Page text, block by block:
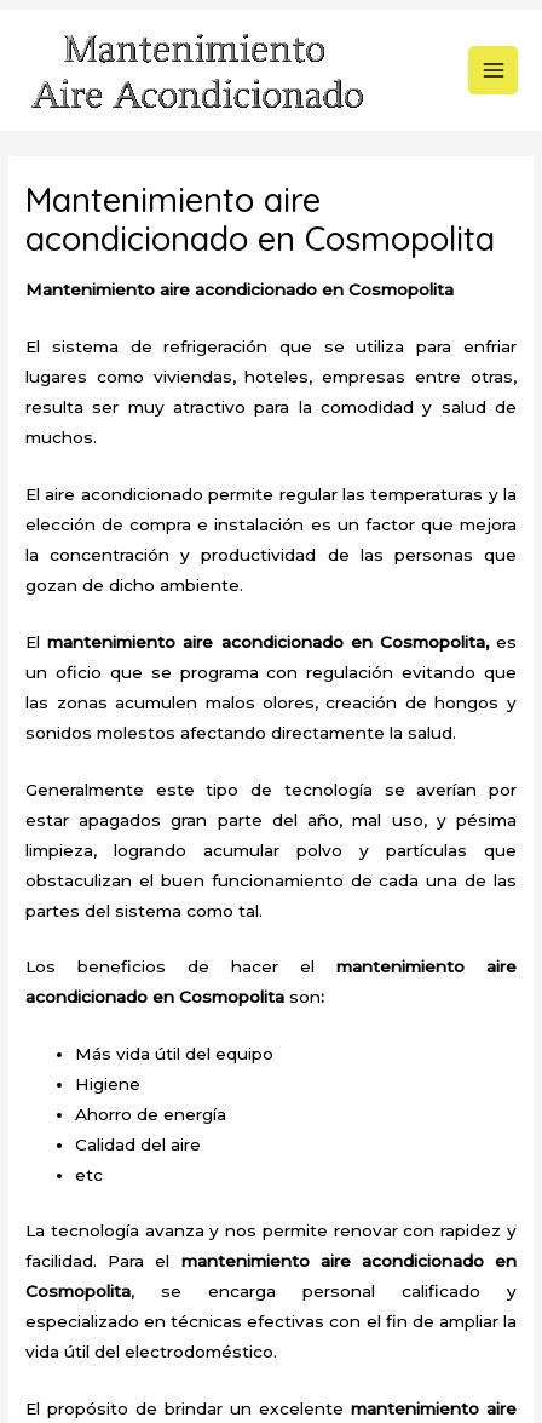
contenido
Mantenimiento aire
acondicionado en Cosmopolita
Mantenimiento aire acondicionado en Cosmopolita
El sistema de refrigeración que se utiliza para enfriar
lugares como viviendas, hoteles, empresas entre otras,
resulta ser muy atractivo para la comodidad y salud de
muchos.
El aire acondicionado permite regular las temperaturas y la
elección de compra e instalación es un factor que mejora
la concentración y productividad de las personas que
gozan de dicho ambiente.
Elmantenimiento aire acondicionado en Cosmopolita,es
un oficio que se programa con regulación evitando que
las zonas acumulen malos olores, creación de hongos y
sonidos molestos afectando directamente la salud.
Generalmente este tipo de tecnología se averían por
estar apagados gran parte del año, mal uso, y pésima
limpieza, logrando acumular polvo y partículas que
obstaculizan el buen funcionamiento de cada una de las
partes del sistema como tal.
Los beneficios de hacer el mantenimiento aire
acondicionado en Cosmopolitason:
Más vida útil del equipo
Higiene
Ahorro de energía
Calidad del aire
etc
La tecnología avanza y nos permite renovar con rapidez y
facilidad. Para el mantenimiento aire acondicionado en
Cosmopolita, se encarga personal calificado y
especializado en técnicas efectivas con el fin de ampliar la
vida útil del electrodoméstico.
El propósito de brindar un excelente mantenimiento aire